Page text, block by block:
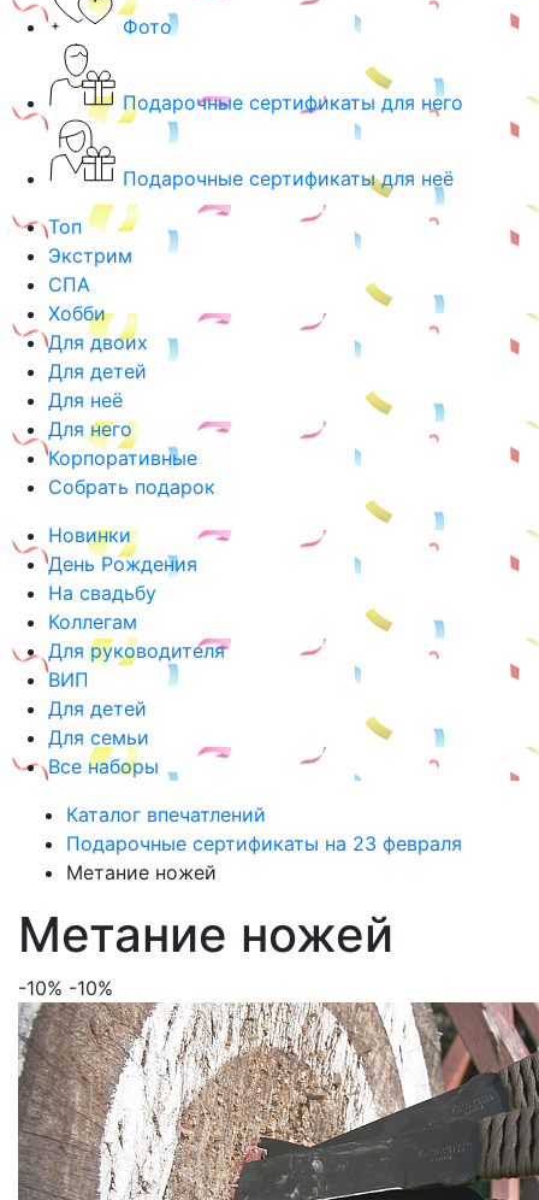
Фото
Подарочные сертификаты для него
Подарочные сертификаты для неё
Топ
Экстрим
СПА
Хобби
Для двоих
Для детей
Для неё
Для него
Корпоративные
Собрать подарок
Новинки
День Рождения
На свадьбу
Коллегам
Для руководителя
ВИП
Для детей
Для семьи
Все наборы
Каталог впечатлений
Подарочные сертификаты на 23 февраля
Метание ножей
Метание ножей
-10% -10%